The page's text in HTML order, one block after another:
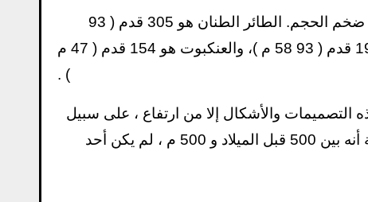
هناك ما يقرب من 70 شخصية تصور حيوانات ونباتات ، وكثير منها ضخم الحجم. الطائر الطنان هو 305 قدم ( 93
متر)، كوندور هو 440 قدم ( 134 متر )، القرد هو 305 قدم من 190 قدم ( 93 58 م )، والعنكبوت هو 154 قدم ( 47 م
) .
التصميمات والأشكال إلا من ارتفاع ، على سبيل
المثال من قمة تل أو من الجو. لن يكون هذا غامضًا باستثناء حقيقة أنه بين 500 قبل الميلاد و 500 م ، لم يكن أحد